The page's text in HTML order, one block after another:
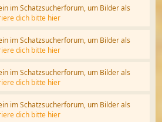
im Schatzsucherforum, um Bilder als
dich bitte hier
im Schatzsucherforum, um Bilder als
dich bitte hier
im Schatzsucherforum, um Bilder als
dich bitte hier
im Schatzsucherforum, um Bilder als
dich bitte hier